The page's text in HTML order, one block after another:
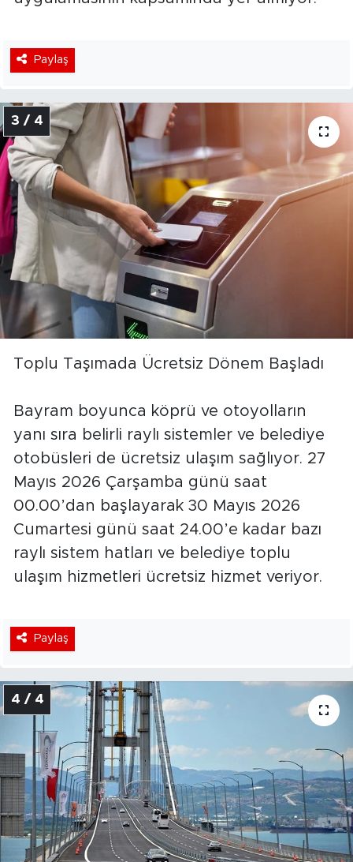
Paylaş
3 / 4
Toplu Taşımada Ücretsiz Dönem Başladı
Bayram boyunca köprü ve otoyolların
yanı sıra belirli raylı sistemler ve belediye
otobüsleri de ücretsiz ulaşım sağlıyor. 27
Mayıs 2026 Çarşamba günü saat
00.00’dan başlayarak 30 Mayıs 2026
Cumartesi günü saat 24.00’e kadar bazı
raylı sistem hatları ve belediye toplu
ulaşım hizmetleri ücretsiz hizmet veriyor.
Paylaş
4 / 4